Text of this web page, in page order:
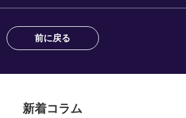
前に戻る
新着コラム